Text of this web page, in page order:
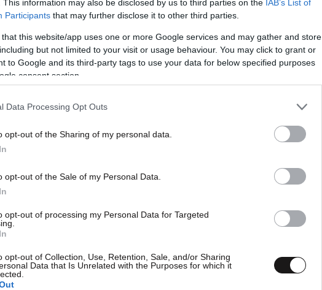
This information may also be disclosed by us to third parties on the IAB’s List of
Participants that may further disclose it to other third parties.
that this website/app uses one or more Google services and may gather and store
but not limited to your visit or usage behaviour. You may click to grant or
to Google and its third-party tags to use your data for below specified purposes
consent section.
Data Processing Opt Outs
opt-out of the Sharing of my personal data.
opt-out of the Sale of my Personal Data.
opt-out of processing my Personal Data for Targeted
opt-out of Collection, Use, Retention, Sale, and/or Sharing
Data that Is Unrelated with the Purposes for which it